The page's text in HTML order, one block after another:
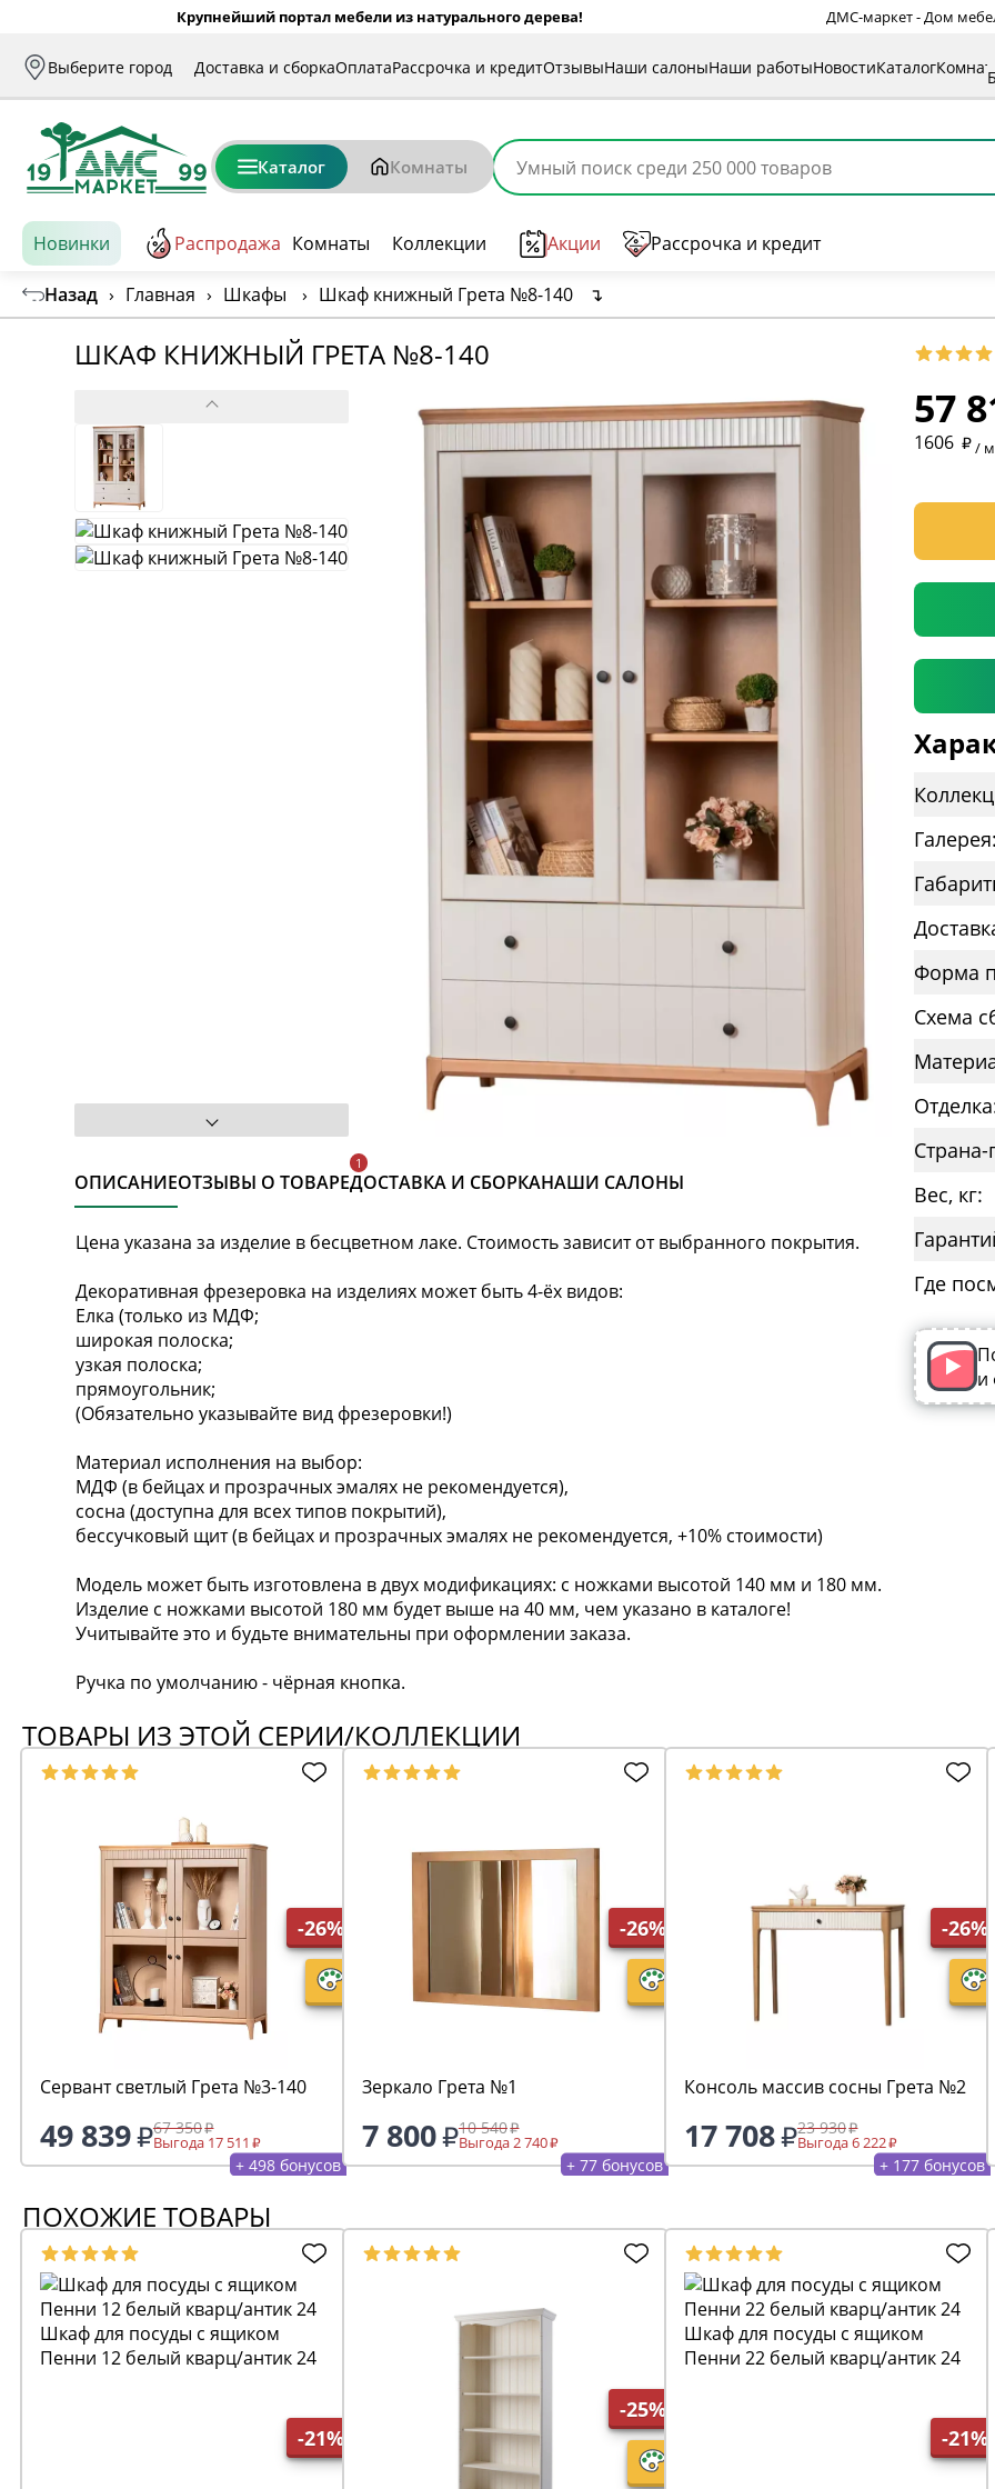
Крупнейший портал мебели из натурального дерева! ДМС-маркет - Дом
Выберите город Доставка и сборкаОплатаРассрочка и кредитОтзывыНаши салоныНаши работыНовостиКаталог
Каталог Комнаты
Новинки Распродажа Комнаты Коллекции Акции Рассрочка и кредит
Назад › Главная › Шкафы › Шкаф книжный Грета №8-140 ↴
ШКАФ КНИЖНЫЙ ГРЕТА №8-140
ОПИСАНИЕОТЗЫВЫ О ТОВАРЕДОСТАВКА И СБОРКАНАШИ САЛОНЫ
Цена указана за изделие в бесцветном лаке. Стоимость зависит от выбранного покрытия.
Декоративная фрезеровка на изделиях может быть 4-ёх видов:
Елка (только из МДФ;
широкая полоска;
узкая полоска;
прямоугольник;
(Обязательно указывайте вид фрезеровки!)
Материал исполнения на выбор:
МДФ (в бейцах и прозрачных эмалях не рекомендуется),
сосна (доступна для всех типов покрытий),
бессучковый щит (в бейцах и прозрачных эмалях не рекомендуется, +10% стоимости)
Модель может быть изготовлена в двух модификациях: с ножками высотой 140 мм и 180 мм.
Изделие с ножками высотой 180 мм будет выше на 40 мм, чем указано в каталоге!
Учитывайте это и будьте внимательны при оформлении заказа.
Ручка по умолчанию - чёрная кнопка.
57
1606 /
*
*
Форма
Схема
Вес, кг:
Где
и
ТОВАРЫ ИЗ ЭТОЙ СЕРИИ/КОЛЛЕКЦИИ
-26%
Сервант светлый Грета №3-140
49 839 67 350
Выгода 17 511
+ 498 бонусов
-26%
Зеркало Грета №1
7 800 10 540
Выгода 2 740
+ 77 бонусов
-26%
Консоль массив сосны Грета №2
17 708 23 930
Выгода 6 222
+ 177 бонусов
ПОХОЖИЕ ТОВАРЫ
-21%
Шкаф для посуды с ящиком
Пенни 12 белый кварц/антик 24
-25%
-21%
Шкаф для посуды с ящиком
Пенни 22 белый кварц/антик 24